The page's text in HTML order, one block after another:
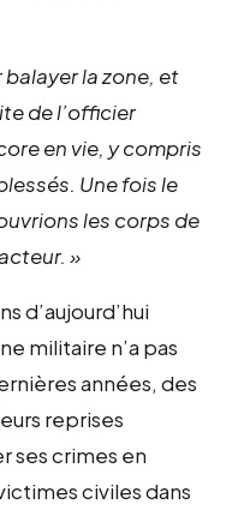
la zone, et
de l’officier
en vie, y compris
Une fois le
les corps de
»
d’aujourd’hui
militaire n’a pas
années, des
reprises
ses crimes en
civiles dans